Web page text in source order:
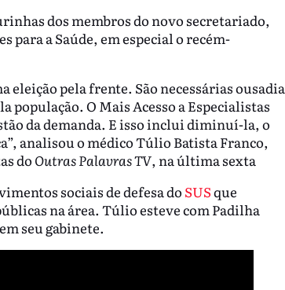
dos membros do novo secretariado,
para a Saúde, em especial o recém-
eleição pela frente. São necessárias ousadia
população. O Mais Acesso a Especialistas
da demanda. E isso inclui diminuí-la, o
analisou o médico Túlio Batista Franco,
do Outras Palavras TV, na última sexta
sociais de defesa do SUSque
na área. Túlio esteve com Padilha
seu gabinete.